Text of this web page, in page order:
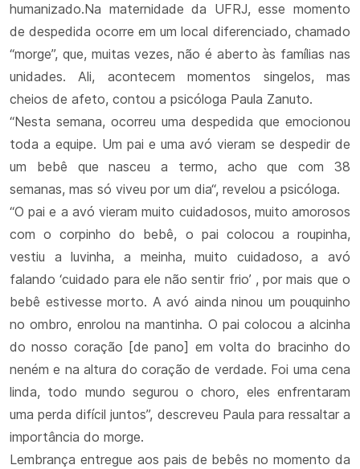
humanizado.Na maternidade da UFRJ, esse momento
de despedida ocorre em um local diferenciado, chamado
“morge”, que, muitas vezes, não é aberto às famílias nas
unidades. Ali, acontecem momentos singelos, mas
cheios de afeto, contou a psicóloga Paula Zanuto.
“Nesta semana, ocorreu uma despedida que emocionou
toda a equipe. Um pai e uma avó vieram se despedir de
um bebê que nasceu a termo, acho que com 38
semanas, mas só viveu por um dia“, revelou a psicóloga.
“O pai e a avó vieram muito cuidadosos, muito amorosos
com o corpinho do bebê, o pai colocou a roupinha,
vestiu a luvinha, a meinha, muito cuidadoso, a avó
falando ‘cuidado para ele não sentir frio’ , por mais que o
bebê estivesse morto. A avó ainda ninou um pouquinho
no ombro, enrolou na mantinha. O pai colocou a alcinha
do nosso coração [de pano] em volta do bracinho do
neném e na altura do coração de verdade. Foi uma cena
linda, todo mundo segurou o choro, eles enfrentaram
uma perda difícil juntos”, descreveu Paula para ressaltar a
importância do morge.
Lembrança entregue aos pais de bebês no momento da